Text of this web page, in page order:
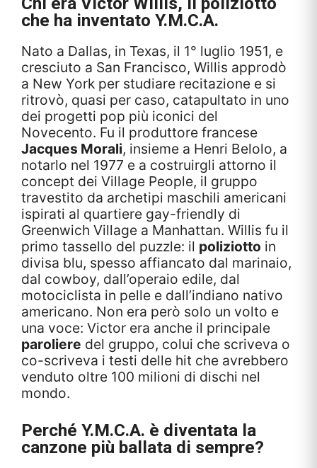
che ha inventato Y.M.C.A.
Nato a Dallas, in Texas, il 1° luglio 1951, e
cresciuto a San Francisco, Willis approdò
a New York per studiare recitazione e si
ritrovò, quasi per caso, catapultato in uno
dei progetti pop più iconici del
Novecento. Fu il produttore francese
Jacques Morali, insieme a Henri Belolo, a
notarlo nel 1977 e a costruirgli attorno il
concept dei Village People, il gruppo
travestito da archetipi maschili americani
ispirati al quartiere gay-friendly di
Greenwich Village a Manhattan. Willis fu il
primo tassello del puzzle: il poliziotto in
divisa blu, spesso affiancato dal marinaio,
dal cowboy, dall’operaio edile, dal
motociclista in pelle e dall’indiano nativo
americano. Non era però solo un volto e
una voce: Victor era anche il principale
paroliere del gruppo, colui che scriveva o
co-scriveva i testi delle hit che avrebbero
venduto oltre 100 milioni di dischi nel
mondo.
Perché Y.M.C.A. è diventata la
canzone più ballata di sempre?